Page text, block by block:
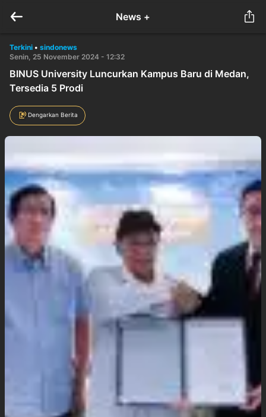
News +
Terkini • sindonews
Senin, 25 November 2024 - 12:32
BINUS University Luncurkan Kampus Baru di Medan,
Tersedia 5 Prodi
Dengarkan Berita